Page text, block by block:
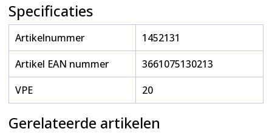
Specificaties
Artikelnummer
1452131
Artikel EAN nummer
3661075130213
VPE
20
Gerelateerde artikelen